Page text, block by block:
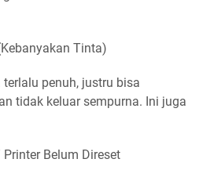
Tinta)
penuh, justru bisa
tidak keluar sempurna. Ini juga
Belum Direset